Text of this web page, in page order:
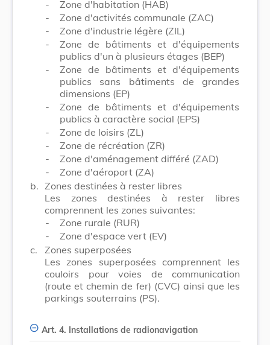
-
Zone d'habitation (HAB)
-
Zone d'activités communale (ZAC)
-
Zone d'industrie légère (ZIL)
-
Zone de bâtiments et d'équipements
publics d'un à plusieurs étages (BEP)
-
Zone de bâtiments et d'équipements
publics sans bâtiments de grandes
dimensions (EP)
-
Zone de bâtiments et d'équipements
publics à caractère social (EPS)
-
Zone de loisirs (ZL)
-
Zone de récréation (ZR)
-
Zone d'aménagement différé (ZAD)
-
Zone d'aéroport (ZA)
b. Zones destinées à rester libres
Les zones destinées à rester libres
comprennent les zones suivantes:
-
Zone rurale (RUR)
-
Zone d'espace vert (EV)
c.
Zones superposées
Les zones superposées comprennent les
couloirs pour voies de communication
(route et chemin de fer) (CVC) ainsi que les
parkings souterrains (PS).
Art. 4. Installations de radionavigation